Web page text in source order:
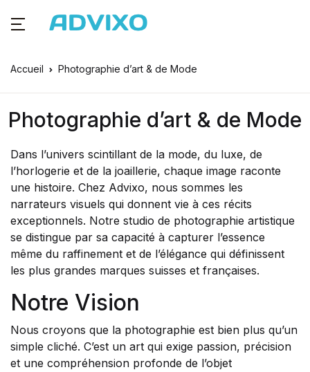
Accueil Photographie d’art & de Mode
Photographie d’art & de Mode
Dans l’univers scintillant de la mode, du luxe, de
l’horlogerie et de la joaillerie, chaque image raconte
une histoire. Chez Advixo, nous sommes les
narrateurs visuels qui donnent vie à ces récits
exceptionnels. Notre studio de photographie artistique
se distingue par sa capacité à capturer l’essence
même du raffinement et de l’élégance qui définissent
les plus grandes marques suisses et françaises.
Notre Vision
Nous croyons que la photographie est bien plus qu’un
simple cliché. C’est un art qui exige passion, précision
et une compréhension profonde de l’objet